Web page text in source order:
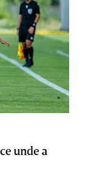
unde a